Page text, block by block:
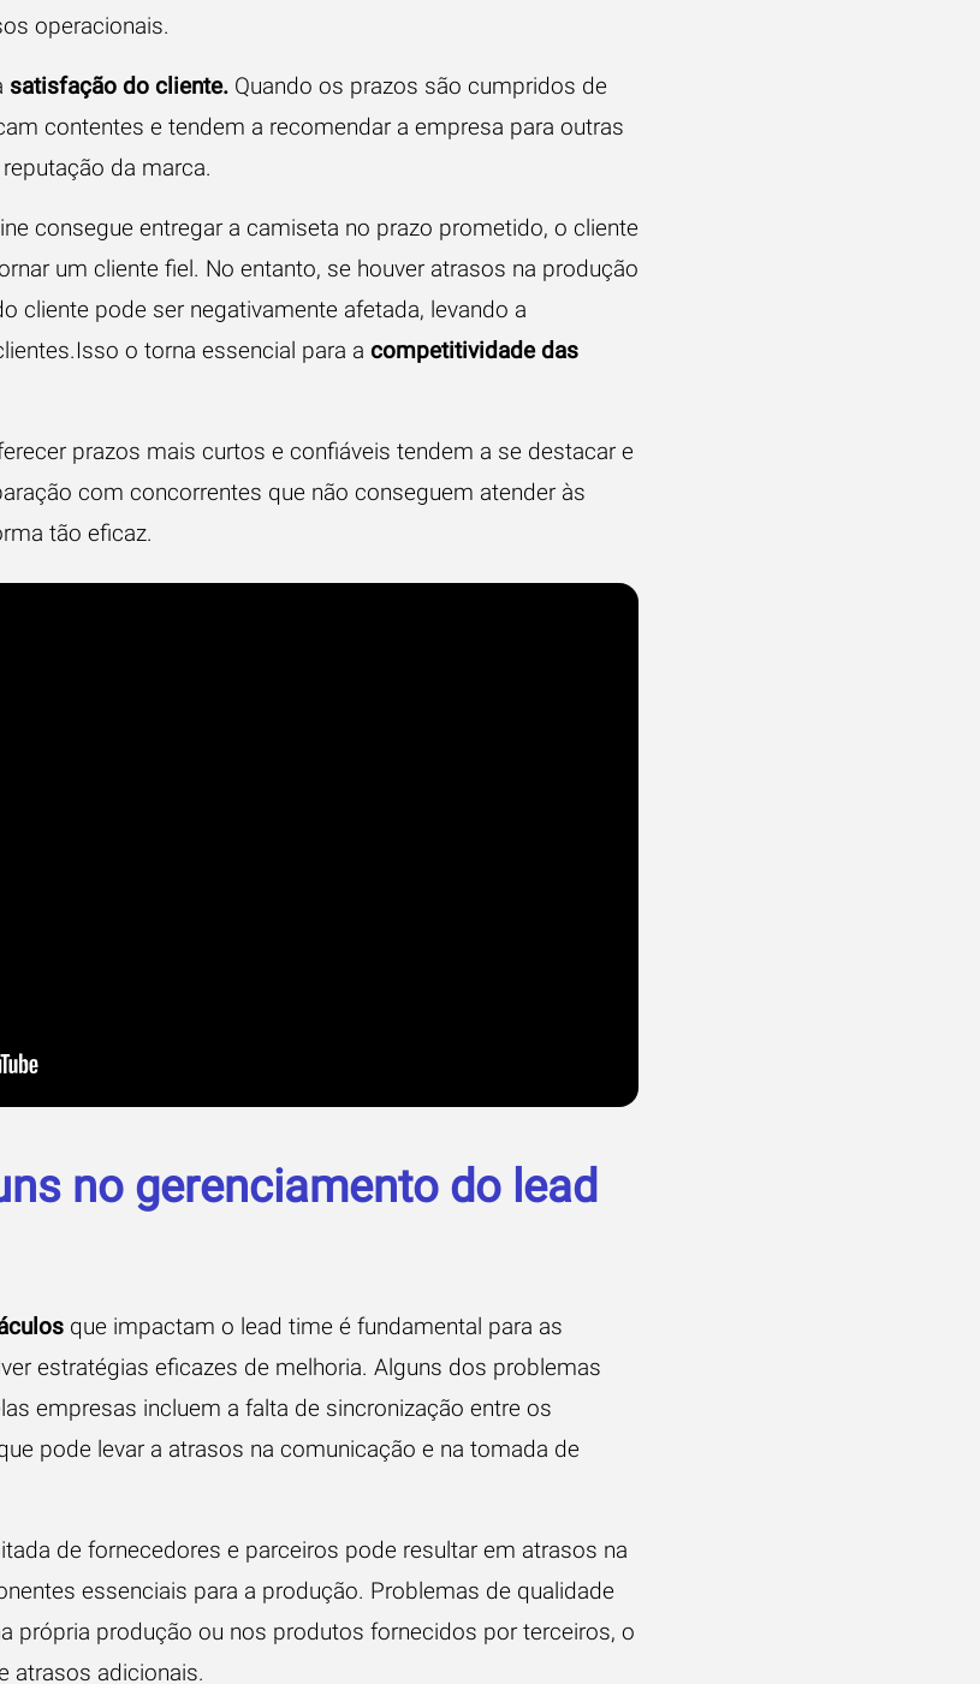
operacionais.
satisfação do cliente.Quando os prazos são cumpridos de
contentes e tendem a recomendar a empresa para outras
da marca.
consegue entregar a camiseta no prazo prometido, o cliente
um cliente fiel. No entanto, se houver atrasos na produção
cliente pode ser negativamente afetada, levando a
o torna essencial para a competitividade das
prazos mais curtos e confiáveis ​​tendem a se destacar e
com concorrentes que não conseguem atender às
tão eficaz.
no gerenciamento do lead
que impactam o lead time é fundamental para as
estratégias eficazes de melhoria. Alguns dos problemas
empresas incluem a falta de sincronização entre os
pode levar a atrasos na comunicação e na tomada de
de fornecedores e parceiros pode resultar em atrasos na
essenciais para a produção. Problemas de qualidade
própria produção ou nos produtos fornecidos por terceiros, o
atrasos adicionais.